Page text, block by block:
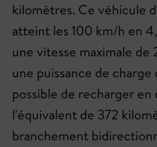
kilomètres. Ce véhicule
atteint les 100 km/h en
une vitesse maximale de
une puissance de
possible de recharger en
l'équivalent de 372
branchement